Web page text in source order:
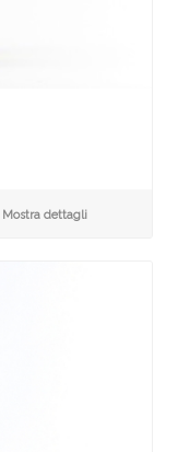
Mostra dettagli